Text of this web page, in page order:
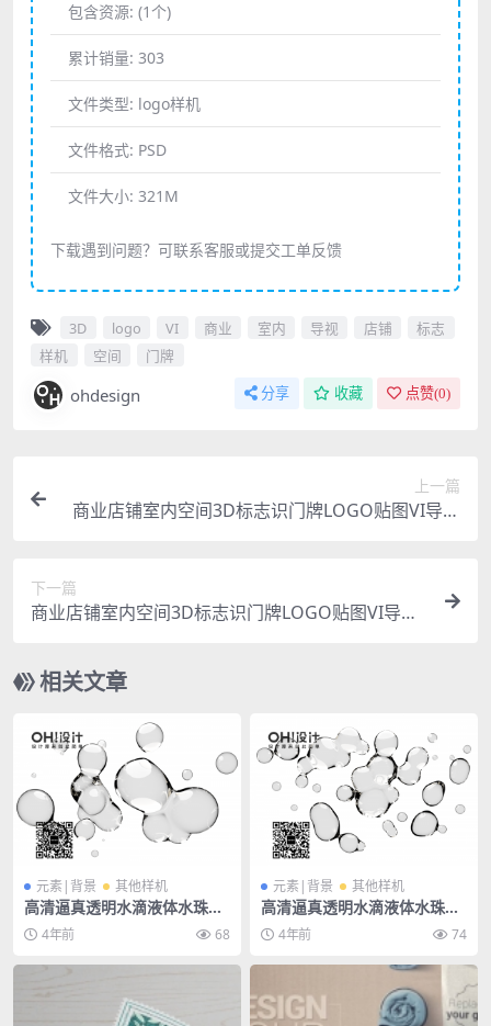
包含资源: (1个)
累计销量: 303
文件类型: logo样机
文件格式: PSD
文件大小: 321M
下载遇到问题？可联系客服或提交工单反馈
3D logo VI 商业 室内 导视 店铺
标志
样机
空间 门牌
ohdesign 分享 收藏 点赞(0)
上一篇
商业店铺室内空间3D标志识门牌LOGO贴图VI导视
下一篇
商业店铺室内空间3D标志识门牌LOGO贴图VI导视
相关文章
元素|背景 其他样机
高清逼真透明水滴液体水珠海
报背景底纹png免抠素材
4年前 68
元素|背景 其他样机
高清逼真透明水滴液体水珠海
报背景底纹png免抠素材
4年前 74